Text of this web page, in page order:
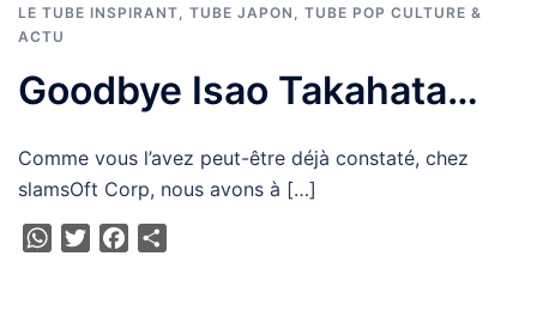
LE TUBE INSPIRANT, TUBE JAPON , TUBE POP CULTURE &
ACTU
Goodbye Isao Takahata…
Comme vous l’avez peut-être déjà constaté, chez
slamsOft Corp, nous avons à […]
WhatsApp
TwitterFacebook